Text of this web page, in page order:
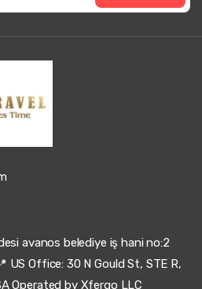
avanos belediye iş hani no:2
US Office: 30 N Gould St, STE R,
Operated by Xfergo LLC